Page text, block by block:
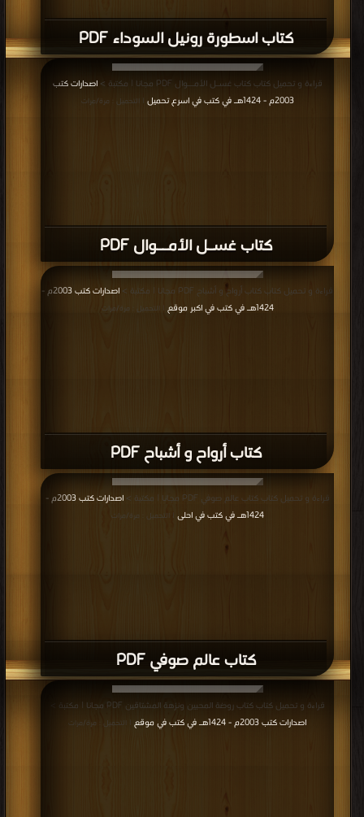
كتاب اسطورة رونيل السوداء PDF
كتاب غسـل الأمــوال PDF
قراءة و تحميل كتاب كتاب غسـل الأمــوال PDF مجانا | مكتبة >
اصدارات كتب
2003م - 1424هـ في كتب في اسرع تحميل
| التحميل : مرة/مرات
كتاب أرواح و أشباح PDF
قراءة و تحميل كتاب كتاب أرواح و أشباح PDF مجانا | مكتبة >
اصدارات كتب 2003م -
1424هـ في كتب في اكبر موقع
| التحميل : مرة/مرات
كتاب عالم صوفي PDF
قراءة و تحميل كتاب كتاب عالم صوفي PDF مجانا | مكتبة >
اصدارات كتب 2003م -
1424هـ في كتب في احلى
| التحميل : مرة/مرات
قراءة و تحميل كتاب كتاب روضة المحبين ونزهة المشتاقين PDF مجانا | مكتبة >
اصدارات كتب 2003م - 1424هـ في كتب في موقع
| التحميل : مرة/مرات